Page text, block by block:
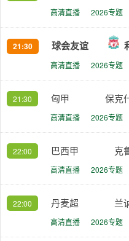
高清直播 2026专题
21:30 球会友谊
高清直播 2026专题
21:30 匈甲 保克
高清直播 2026专题
22:00 巴西甲 克
高清直播 2026专题
22:00 丹麦超 兰
高清直播 2026专题